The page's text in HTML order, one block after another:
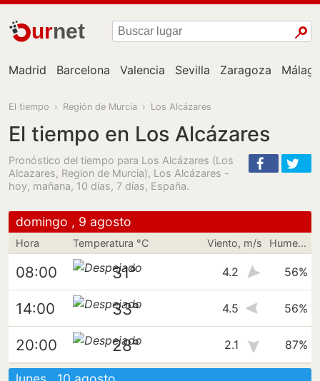
urnet
Madrid Barcelona Valencia Sevilla Zaragoza Málaga
El tiempo › Región de Murcia › Los Alcázares
El tiempo en Los Alcázares
Pronóstico del tiempo para Los Alcázares (Los
Alcazares, Region de Murcia), Los Alcázares -
hoy, mañana, 10 días, 7 días, España.
domingo , 9 agosto
Hora Temperatura °C Viento, m/s Humedad
08:00 31° 4.2 56%
14:00 33° 4.5 56%
20:00 28° 2.1 87%